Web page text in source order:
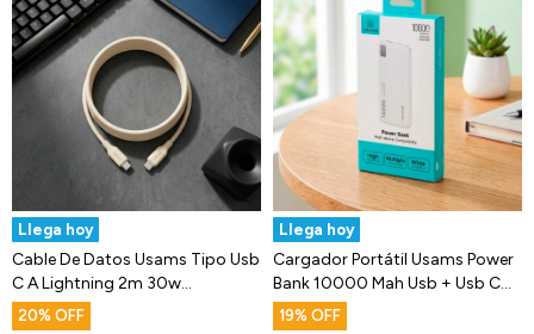
Llega hoy
Cable De Datos Usams Tipo Usb
C A Lightning 2m 30w
480mbps
20
Llega hoy
Cargador Portátil Usams Power
Bank 10000 Mah Usb + Usb C
2A
19